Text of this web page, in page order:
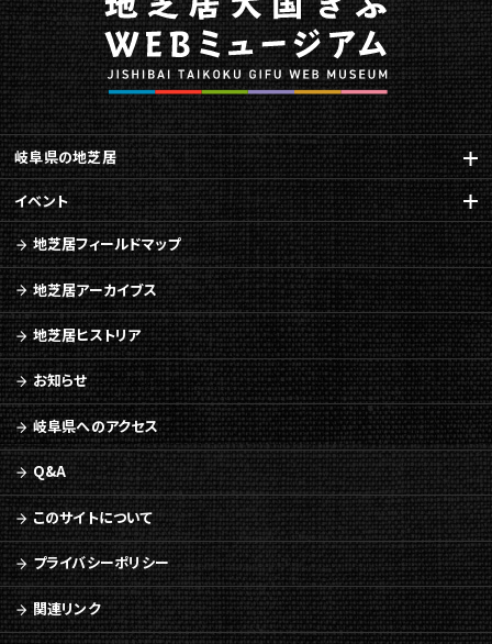
岐阜県の地芝居
イベント
地芝居フィールドマップ
地芝居アーカイブス
地芝居ヒストリア
お知らせ
岐阜県へのアクセス
Q&A
このサイトについて
プライバシーポリシー
関連リンク